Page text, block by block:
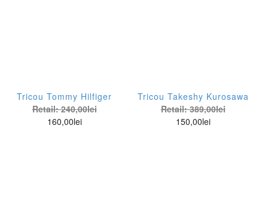
Tricou Tommy Hilfiger
Retail:240,00lei
160,00lei
Tricou Takeshy Kurosawa
Retail:389,00lei
150,00lei